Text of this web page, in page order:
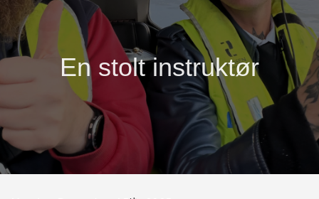
En stolt instruktør